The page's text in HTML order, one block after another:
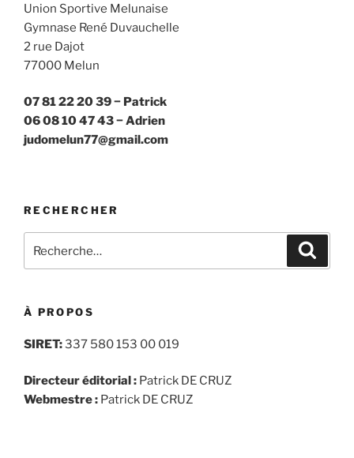
Union Sportive Melunaise
Gymnase René Duvauchelle
2 rue Dajot
77000 Melun
07 81 22 20 39 − Patrick
06 08 10 47 43 − Adrien
judomelun77@gmail.com
RECHERCHER
pour
À PROPOS
SIRET:337 580 153 00 019
Directeur éditorial : Patrick DE CRUZ
Webmestre : Patrick DE CRUZ